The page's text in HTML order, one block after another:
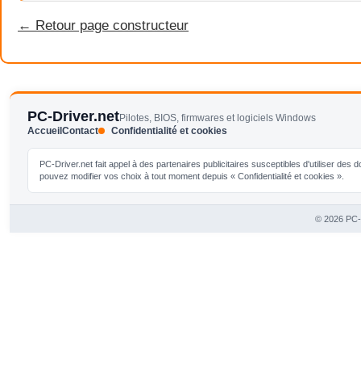
← Retour page constructeur
PC-Driver.netPilotes, BIOS, firmwares et logiciels Windows
Accueil Contact Confidentialité et cookies
PC-Driver.net fait appel à des partenaires publicitaires susceptibles d'utiliser
pouvez modifier vos choix à tout moment depuis « Confidentialité et cookies ».
© 2026